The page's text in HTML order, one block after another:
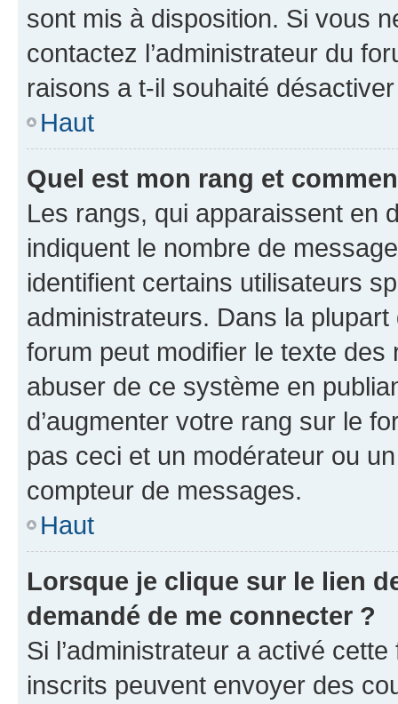
sont mis à disposition. Si vous
contactez l’administrateur du
raisons a t-il souhaité
Haut
Quel est mon rang et
Les rangs, qui apparaissent en
indiquent le nombre de
identifient certains utilisateurs
administrateurs. Dans la
forum peut modifier le texte
abuser de ce système en
d’augmenter votre rang sur le
pas ceci et un modérateur ou
compteur de messages.
Haut
Lorsque je clique sur le lien
demandé de me connecter ?
Si l’administrateur a activé
inscrits peuvent envoyer des